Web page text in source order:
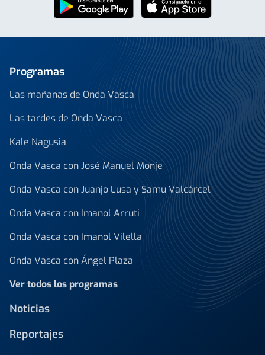
Programas
Las mañanas de Onda Vasca
Las tardes de Onda Vasca
Kale Nagusia
Onda Vasca con José Manuel Monje
Onda Vasca con Juanjo Lusa y Samu Valcárcel
Onda Vasca con Imanol Arruti
Onda Vasca con Imanol Vilella
Onda Vasca con Ángel Plaza
Ver todos los programas
Noticias
Reportajes